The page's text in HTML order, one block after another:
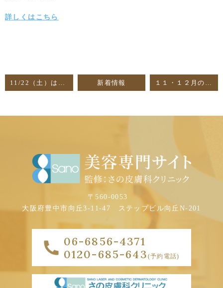
詳しくはこちら
11/22（土）は院内研修のため、休診とさせていただきます 新着情報 １１・１２月の お得なキャンペーンのお知らせです🎅🏻🎄
〒560-0053
大阪府豊中市向丘3-11-47 ステップビル向丘N-201
06-6856-4371
0120-685-643 (予約電話)